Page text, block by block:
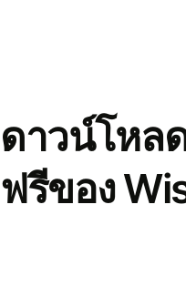
ดาวน์โหล
ฟรีของ